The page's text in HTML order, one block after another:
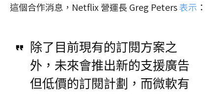
這個合作消息，Netflix 營運長 Greg Peters表示 ：
除了目前現有的訂閱方案之
外，未來會推出新的支援廣告
但低價的訂閱計劃，而微軟有